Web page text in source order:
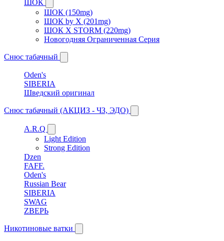
ШОК
ШОК (150mg)
ШОК by X (201mg)
ШОК X STORM (220mg)
Новогодняя Ограниченная Серия
Снюс табачный
Oden's
SIBERIA
Шведский оригинал
Снюс табачный (АКЦИЗ - ЧЗ, ЭДО)
A.R.Q
Light Edition
Strong Edition
Dzen
FAFF.
Oden's
Russian Bear
SIBERIA
SWAG
ZВЕРЬ
Никотиновые ватки